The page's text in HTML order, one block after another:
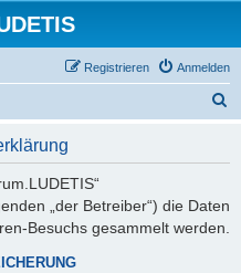
Anmelden
Registrieren
„der Betreiber“) die Daten
Besuchs gesammelt werden.